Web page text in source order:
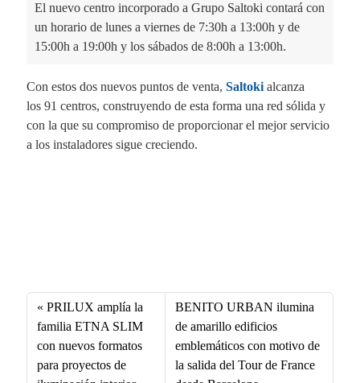
El nuevo centro incorporado a Grupo Saltoki contará con
un horario de lunes a viernes de 7:30h a 13:00h y de
15:00h a 19:00h y los sábados de 8:00h a 13:00h.
Con estos dos nuevos puntos de venta, Saltoki alcanza
los 91 centros, construyendo de esta forma una red sólida y
con la que su compromiso de proporcionar el mejor servicio
a los instaladores sigue creciendo.
bo
ok
ed
In
ail ts
A
pp
PRILUX amplía la
familia ETNA SLIM
con nuevos formatos
para proyectos de
BENITO URBAN ilumina
de amarillo edificios
emblemáticos con motivo de
la salida del Tour de France